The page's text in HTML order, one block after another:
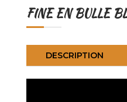
FINE EN BULLE
DESCRIPTION